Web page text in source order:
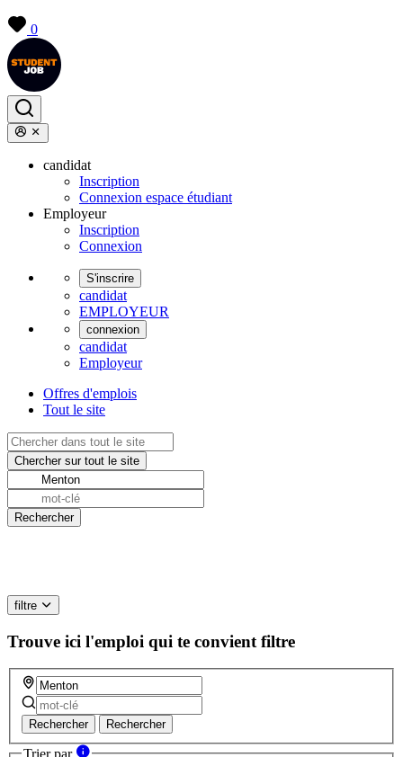
0
candidat
Inscription
Connexion espace étudiant
Employeur
Inscription
Connexion
S'inscrire
candidat
EMPLOYEUR
connexion
candidat
Employeur
Offres d'emplois
Tout le site
filtre
Trouve ici l'emploi qui te convient filtre
Rechercher Rechercher
Trier par